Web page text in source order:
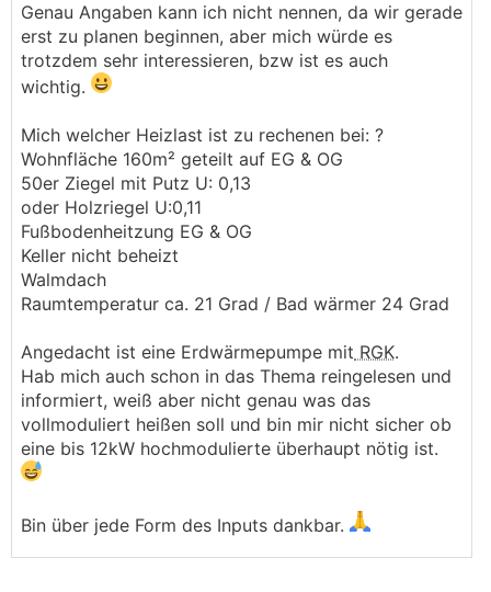
Genau Angaben kann ich nicht nennen, da wir gerade
erst zu planen beginnen, aber mich würde es
trotzdem sehr interessieren, bzw ist es auch
wichtig.
Mich welcher Heizlast ist zu rechenen bei: ?
Wohnfläche 160m² geteilt auf EG & OG
50er Ziegel mit Putz U: 0,13
oder Holzriegel U:0,11
Fußbodenheitzung EG & OG
Keller nicht beheizt
Walmdach
Raumtemperatur ca. 21 Grad / Bad wärmer 24 Grad
Angedacht ist eine Erdwärmepumpe mit RGK.
Hab mich auch schon in das Thema reingelesen und
informiert, weiß aber nicht genau was das
vollmoduliert heißen soll und bin mir nicht sicher ob
eine bis 12kW hochmodulierte überhaupt nötig ist.
Bin über jede Form des Inputs dankbar.